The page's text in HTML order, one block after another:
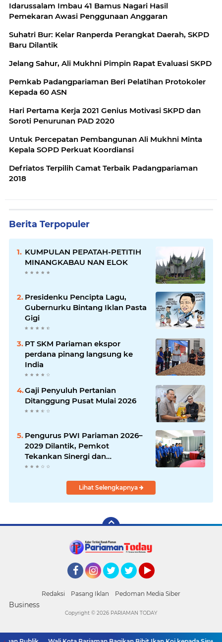
Idarussalam Imbau 41 Bamus Nagari Hasil
Pemekaran Awasi Penggunaan Anggaran
Suhatri Bur: Kelar Ranperda Perangkat Daerah, SKPD
Baru Dilantik
Jelang Sahur, Ali Mukhni Pimpin Rapat Evaluasi SKPD
Pemkab Padangpariaman Beri Pelatihan Protokoler
Kepada 60 ASN
Hari Pertama Kerja 2021 Genius Motivasi SKPD dan
Soroti Penurunan PAD 2020
Untuk Percepatan Pembangunan Ali Mukhni Minta
Kepala SOPD Perkuat Koordiansi
Defriatos Terpilih Camat Terbaik Padangpariaman
2018
Berita Terpopuler
KUMPULAN PEPATAH-PETITIH
MINANGKABAU NAN ELOK
Presidenku Pencipta Lagu,
Gubernurku Bintang Iklan Pasta
Gigi
PT SKM Pariaman ekspor
perdana pinang langsung ke
India
Gaji Penyuluh Pertanian
Ditanggung Pusat Mulai 2026
Pengurus PWI Pariaman 2026–
2029 Dilantik, Pemkot
Tekankan Sinergi dan
Profesionalisme Pers
Lihat Selengkapnya
Redaksi Pasang Iklan Pedoman Media Siber
Business
Copyright © 2026 PARIAMAN TODAY